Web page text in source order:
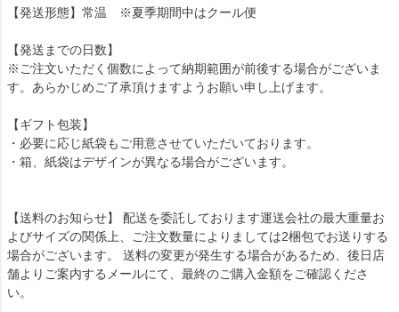
【発送形態】常温 ※夏季期間中はクール便
【発送までの日数】
※ご注文いただく個数によって納期範囲が前後する場合がございま
す。あらかじめご了承頂けますようお願い申し上げます。
【ギフト包装】
・必要に応じ紙袋もご用意させていただいております。
・箱、紙袋はデザインが異なる場合がございます。
【送料のお知らせ】 配送を委託しております運送会社の最大重量お
よびサイズの関係上、ご注文数量によりましては2梱包でお送りする
場合がございます。 送料の変更が発生する場合があるため、後日店
舗よりご案内するメールにて、最終のご購入金額をご確認くださ
い。